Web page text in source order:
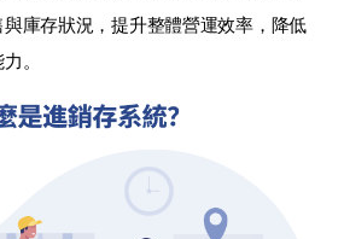
庫存狀況，提升整體營運效率，降低
。